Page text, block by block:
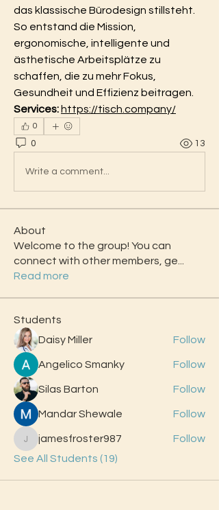
das klassische Bürodesign stillsteht.
So entstand die Mission,
ergonomische, intelligente und
ästhetische Arbeitsplätze zu
schaffen, die zu mehr Fokus,
Gesundheit und Effizienz beitragen.
Services: https://tisch.company/
0
0 13
Write a comment...
About
Welcome to the group! You can
connect with other members, ge
Read more
Students
Daisy Miller
Follow
Angelico Smanky Follow
Silas Barton Follow
Mandar Shewale Follow
jamesfroster987
jamesfroster987
Follow
See All Students (19)